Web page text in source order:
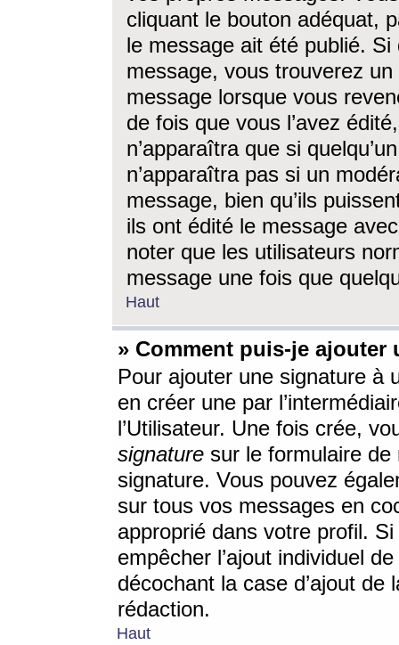
cliquant le bouton adéquat,
le message ait été publié. Si
message, vous trouverez
message lorsque vous
de fois que vous l’avez
n’apparaîtra que si
n’apparaîtra pas si un
message, bien qu’ils
ils ont édité le message
noter que les utilisateurs
message une fois que
Haut
» Comment puis-je ajouter
Pour ajouter une signature à
en créer une par
l’Utilisateur. Une fois crée,
signature sur le formulaire de
signature. Vous pouvez
sur tous vos messages en
approprié dans votre profil.
empêcher l’ajout individuel
décochant la case d’ajout
rédaction.
Haut